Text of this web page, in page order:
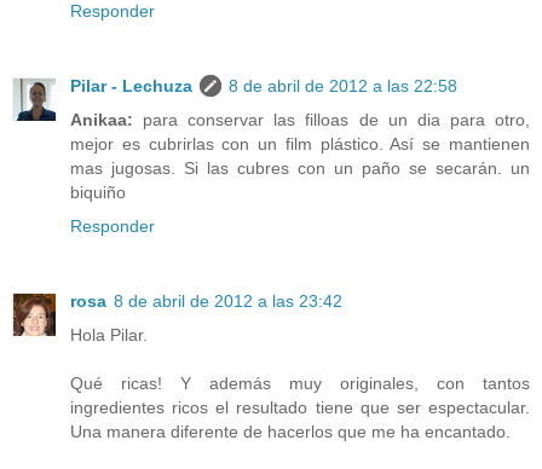
Responder
Pilar - Lechuza
8 de abril de 2012 a las 22:58
Anikaa: para conservar las filloas de un dia para otro,
mejor es cubrirlas con un film plástico. Así se mantienen
mas jugosas. Si las cubres con un paño se secarán. un
biquiño
Responder
rosa 8 de abril de 2012 a las 23:42
Hola Pilar.
Qué ricas! Y además muy originales, con tantos
ingredientes ricos el resultado tiene que ser espectacular.
Una manera diferente de hacerlos que me ha encantado.